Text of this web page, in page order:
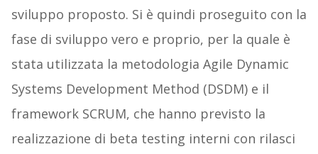
sviluppo proposto. Si è quindi proseguito con la
fase di sviluppo vero e proprio, per la quale è
stata utilizzata la metodologia Agile Dynamic
Systems Development Method (DSDM) e il
framework SCRUM, che hanno previsto la
realizzazione di beta testing interni con rilasci